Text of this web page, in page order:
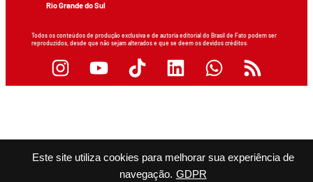
Este site utiliza cookies para melhorar sua experiência de
navegação. GDPR
Rio Grande do Sul
Todos os conteúdos de produção exclusiva e de autoria editorial do Brasil de Fato podem ser
reproduzidos, desde que não sejam alterados e que se deem os devidos créditos.